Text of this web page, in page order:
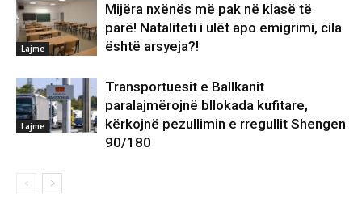
Lajme
Mijëra nxënës më pak në klasë të
parë! Nataliteti i ulët apo emigrimi, cila
është arsyeja?!
Lajme
Transportuesit e Ballkanit
paralajmërojnë bllokada kufitare,
kërkojnë pezullimin e rregullit Shengen
90/180